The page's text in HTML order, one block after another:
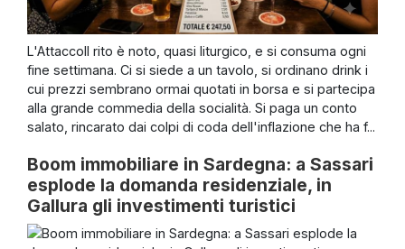
L'AttaccoIl rito è noto, quasi liturgico, e si consuma ogni
fine settimana. Ci si siede a un tavolo, si ordinano drink i
cui prezzi sembrano ormai quotati in borsa e si partecipa
alla grande commedia della socialità. Si paga un conto
salato, rincarato dai colpi di coda dell'inflazione che ha f...
Boom immobiliare in Sardegna: a Sassari
esplode la domanda residenziale, in
Gallura gli investimenti turistici